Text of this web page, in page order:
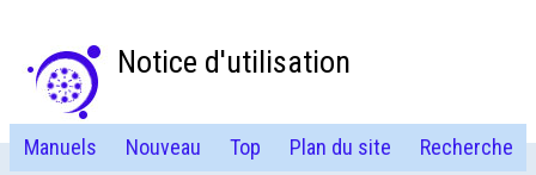
Notice d'utilisation
Manuels Nouveau Top Plan du site Recherche